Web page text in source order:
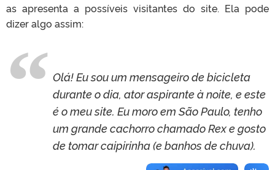
as apresenta a possíveis visitantes do site. Ela pode
dizer algo assim:
Olá! Eu sou um mensageiro de bicicleta
durante o dia, ator aspirante à noite, e este
é o meu site. Eu moro em São Paulo, tenho
um grande cachorro chamado Rex e gosto
de tomar caipirinha (e banhos de chuva).